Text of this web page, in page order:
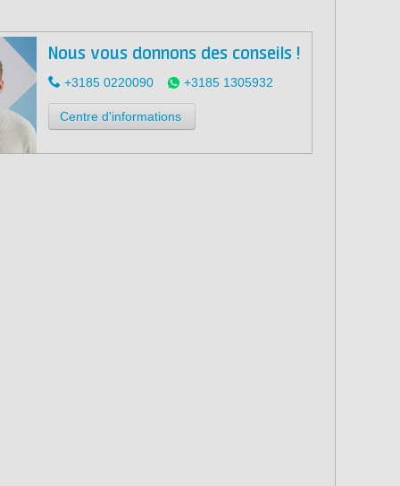
Nous vous donnons des conseils !
+3185 0220090 +3185 1305932
Centre d'informations